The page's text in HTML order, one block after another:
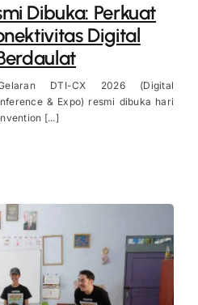
Dibuka: Perkuat
Digital
DTI-CX 2026 (Digital
& Expo) resmi dibuka hari
[...]